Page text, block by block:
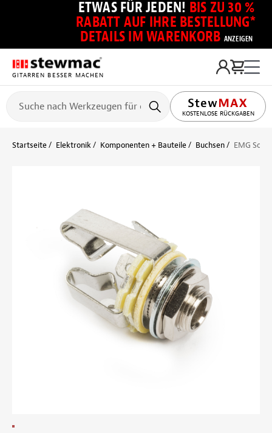
ETWAS FÜR JEDEN! BIS ZU 30 %
RABATT AUF IHRE BESTELLUNG*
DETAILS IM WARENKORB ANZEIGEN
GITARREN BESSER MACHEN
KOSTENLOSE RÜCKGABEN
Startseite Elektronik Komponenten + Bauteile Buchsen EMG